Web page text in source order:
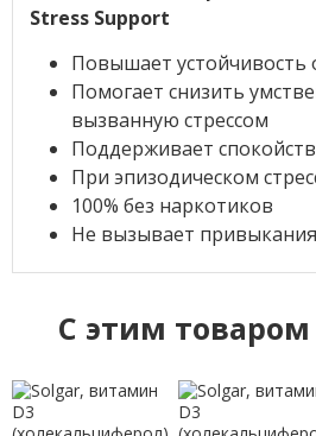
Stress Support
Повышает устойчивость
Помогает снизить
вызванную стрессом
Поддерживает
При эпизодическом
100% без наркотиков
Не вызывает привыкания
C этим